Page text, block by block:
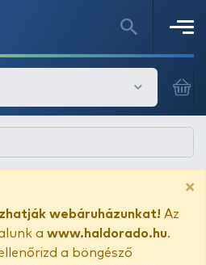
×
webáruházunkat! Az
a www.haldorado.hu.
a böngésző